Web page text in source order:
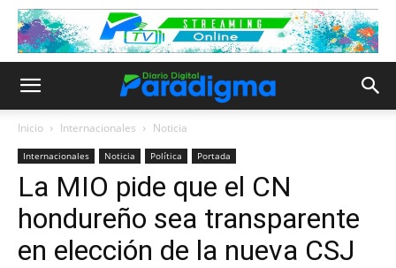
Inicio Internacionales Noticia
Internacionales Noticia Política Portada
La MIO pide que el CN
hondureño sea transparente
en elección de la nueva CSJ